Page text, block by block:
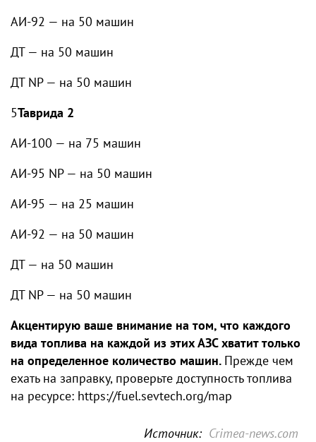
АИ-92 — на 50 машин
ДТ — на 50 машин
ДТ NP — на 50 машин
5Таврида 2
АИ-100 — на 75 машин
АИ-95 NP — на 50 машин
АИ-95 — на 25 машин
АИ-92 — на 50 машин
ДТ — на 50 машин
ДТ NP — на 50 машин
Акцентирую ваше внимание на том, что каждого
вида топлива на каждой из этих АЗС хватит только
на определенное количество машин. Прежде чем
ехать на заправку, проверьте доступность топлива
на ресурсе: https://fuel.sevtech.org/map
Источник: Crimea-news.com